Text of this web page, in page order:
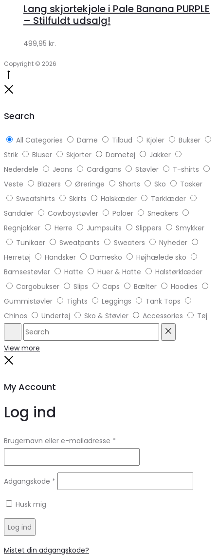
Klædeskabet.dk
Lang skjortekjole i Pale Banana PURPLE
– Stilfuldt udsalg!
499,95 kr.
Copyright © 2026
Search
All Categories Dame Tilbud Kjoler
Bukser
Strik
Bluser Skjorter Dametøj
Jakker
Nederdele
Jeans Cardigans Støvler
T-shirts
Veste
Blazers Øreringe Shorts Sko
Tasker
Sweatshirts
Skirts Halskæder
Tørklæder
Sandaler
Cowboystøvler Poloer
Sneakers
Regnjakker
Herre Jumpsuits Slippers
Smykker
Tunikaer
Sweatpants Sweaters
Nyheder
Herretøj
Handsker Damesko
Højhælede sko
Bamsestøvler
Hatte Huer & Hatte
Halstørklæder
Cargobukser
Slips Caps Bælter
Hoodies
Gummistøvler
Tights Leggings
Tank Tops
Chinos
Undertøj Sko & Støvler Accessories Tøj
Search
View more
My Account
Log ind
Brugernavn eller e-mailadresse *
Adgangskode *
Husk mig
Log ind
Mistet din adgangskode?